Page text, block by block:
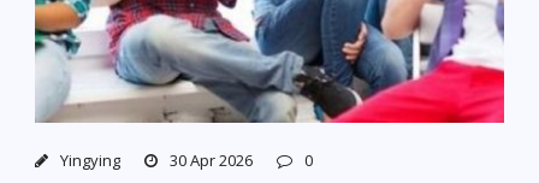
Yingying 30 Apr 2026 0